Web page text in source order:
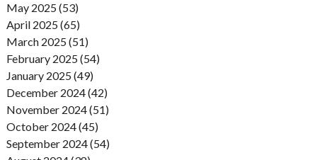
May 2025 (53)
April 2025 (65)
March 2025 (51)
February 2025 (54)
January 2025 (49)
December 2024 (42)
November 2024 (51)
October 2024 (45)
September 2024 (54)